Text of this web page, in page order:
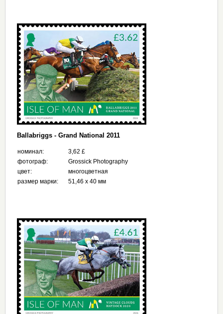
Ballabriggs - Grand National 2011
номинал:
3,62 £
фотограф:
Grossick Photography
цвет:
многоцветная
размер марки:
51,46 x 40 мм